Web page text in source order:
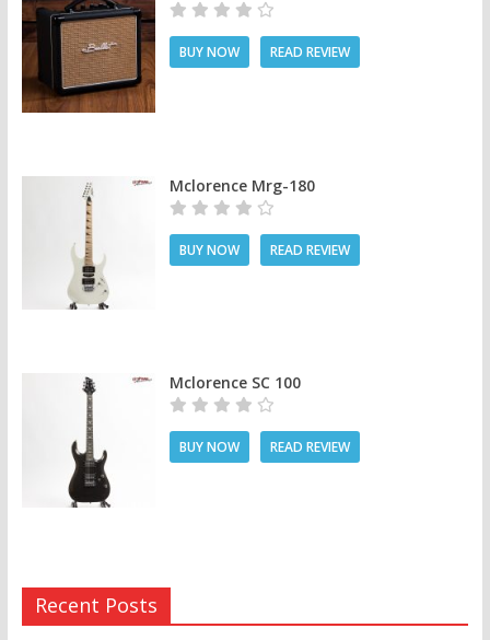
BUY NOW READ REVIEW
Mclorence Mrg-180
BUY NOW READ REVIEW
Mclorence SC 100
BUY NOW READ REVIEW
Recent Posts